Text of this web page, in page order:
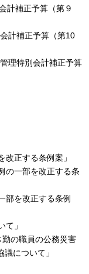
計補正予算（第９
計補正予算（第10
理特別会計補正予算
正する条例案」
の一部を改正する条
部を改正する条例
」
の職員の公務災害
について」